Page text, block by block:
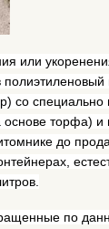
или
со специально
основе торфа)
до
по